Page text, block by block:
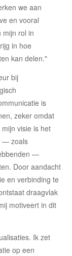
we aan
en vooral
mijn rol in
in hoe
kan delen."
bij
is
zeker omdat
visie is het
— zoals
—
Door aandacht
en verbinding te
draagvlak
motiveert in dit
Ik zet
op een